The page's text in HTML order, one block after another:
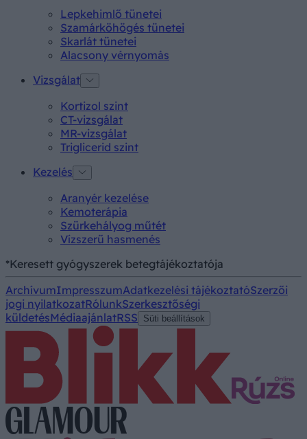
Lepkehimlő tünetei
Szamárköhögés tünetei
Skarlát tünetei
Alacsony vérnyomás
Vizsgálat
Kortizol szint
CT-vizsgálat
MR-vizsgálat
Triglicerid szint
Kezelés
Aranyér kezelése
Kemoterápia
Szürkehályog műtét
Vízszerű hasmenés
*Keresett gyógyszerek betegtájékoztatója
ArchívumImpresszumAdatkezelési tájékoztatóSzerzői
jogi nyilatkozatRólunkSzerkesztőségi
küldetésMédiaajánlatRSS Süti beállítások